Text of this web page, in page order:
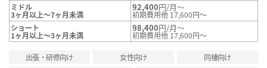
ミドル
3ヶ月以上～7ヶ月未満
92,400円/月～
初期費用他 17,600円～
ショート
1ヶ月以上～3ヶ月未満
98,400円/月～
初期費用他 17,600円～
出張・研修向け 女性向け
同棲向け